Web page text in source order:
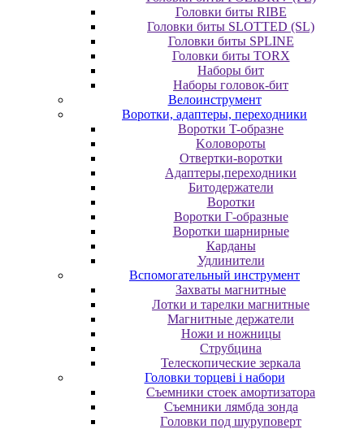
Головки биты RIBE
Головки биты SLOTTED (SL)
Головки биты SPLINE
Головки биты TORX
Наборы бит
Наборы головок-бит
Велоинструмент
Воротки, адаптеры, переходники
Bopoтки T-oбpaзне
Koлoвopoты
Oтвepтки-вopoтки
Адаптеры,переходники
Битодержатели
Воротки
Воротки Г-образные
Воротки шарнирные
Карданы
Удлинители
Вспомогательный инструмент
Захваты магнитные
Лотки и тарелки магнитные
Магнитные держатели
Ножи и ножницы
Струбцина
Телескопические зеркала
Головки торцеві і набори
Cъeмники cтoeк aмopтизaтopa
Cъeмники лямбдa зoндa
Гoлoвки пoд шуpупoвepт